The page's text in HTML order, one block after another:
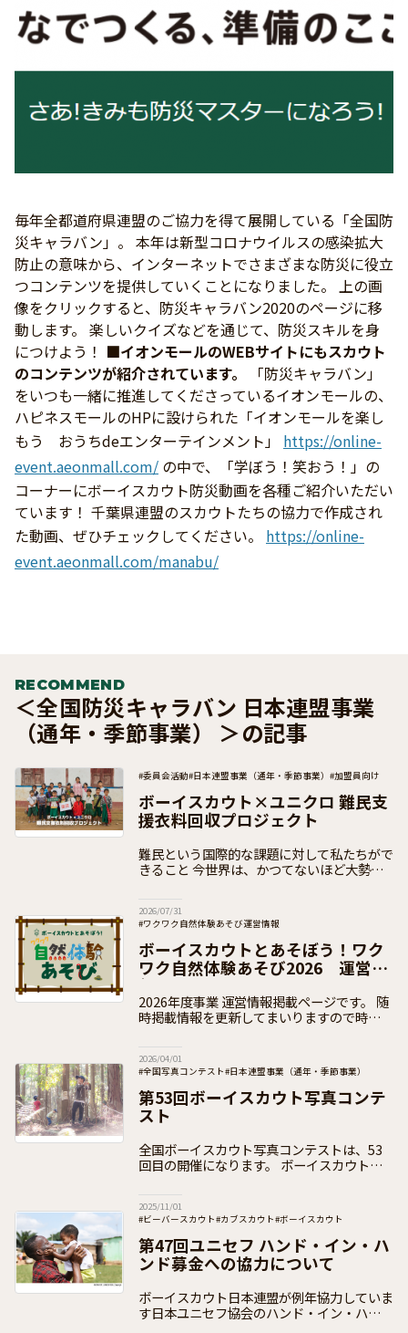
毎年全都道府県連盟のご協力を得て展開している「全国防
災キャラバン」。 本年は新型コロナウイルスの感染拡大
防止の意味から、インターネットでさまざまな防災に役立
つコンテンツを提供していくことになりました。 上の画
像をクリックすると、防災キャラバン2020のページに移
動します。 楽しいクイズなどを通じて、防災スキルを身
につけよう！ ■イオンモールのWEBサイトにもスカウト
のコンテンツが紹介されています。
「防災キャラバン」
をいつも一緒に推進してくださっているイオンモールの、
ハピネスモールのHPに設けられた「イオンモールを楽し
もう おうちdeエンターテインメント」 https://online-
event.aeonmall.com/ の中で、「学ぼう！笑おう！」の
コーナーにボーイスカウト防災動画を各種ご紹介いただい
ています！ 千葉県連盟のスカウトたちの協力で作成され
た動画、ぜひチェックしてください。 https://online-
event.aeonmall.com/manabu/
RECOMMEND
＜全国防災キャラバン 日本連盟事業
（通年・季節事業） ＞の記事
#委員会活動#日本連盟事業（通年・季節事業） #加盟員向け
ボーイスカウト×ユニクロ 難民支
援衣料回収プロジェクト
難民という国際的な課題に対して私たちがで
きること 今世界は、かつてないほど大勢の
千万人もいるのです。
2026/07/31
#ワクワク自然体験あそび運営情報
#日本連盟事業（通年・季節事業）
#加盟員向け
ボーイスカウトとあそぼう！ワク
ワク自然体験あそび2026 運営情
報ページ
2026年度事業 運営情報掲載ページです。 随
時掲載情報を更新してまいりますので時折の
活動を提供しつつ、
2026/04/01
#全国写真コンテスト#日本連盟事業（通年・季節事業）
#加盟員向け
第53回ボーイスカウト写真コンテ
スト
全国ボーイスカウト写真コンテストは、53
回目の開催になります。 ボーイスカウト活
さを知り、またコンテストに
2025/11/01
#ビーバースカウト#カブスカウト#ボーイスカウト
#ベンチャースカウト
#ローバースカウト
#日本連盟事業（通年・季節事業）#お知らせ #加盟員向け
第47回ユニセフ ハンド・イン・ハ
ンド募金への協力について
ボーイスカウト日本連盟が例年協力していま
す日本ユニセフ協会のハンド・イン・ハンド